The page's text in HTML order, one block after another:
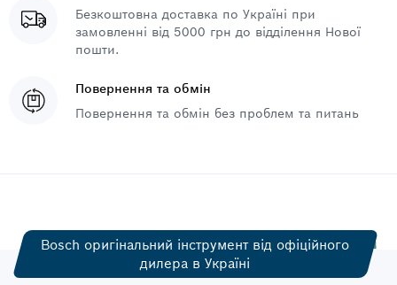
Безкоштовна доставка по Україні при
замовленні від 5000 грн до відділення Нової
пошти.
Повернення та обмін
Повернення та обмін без проблем та питань
Bosch оригінальний інструмент від офіційного
дилера в Україні